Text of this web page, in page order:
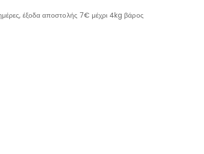
έξοδα αποστολής 7€ μέχρι 4kg βάρος